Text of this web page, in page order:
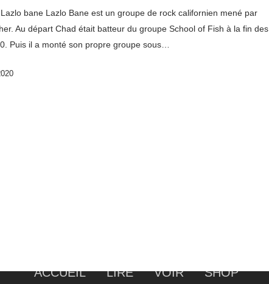
bane Lazlo Bane est un groupe de rock californien mené par
Au départ Chad était batteur du groupe School of Fish à la fin des
Puis il a monté son propre groupe sous…
ACCUEIL LIRE VOIR SHOP